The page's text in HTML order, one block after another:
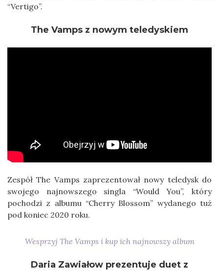
“Vertigo”.
The Vamps z nowym teledyskiem
Zespół The Vamps zaprezentował nowy teledysk do
swojego najnowszego singla “Would You”, który
pochodzi z albumu “Cherry Blossom” wydanego tuż
pod koniec 2020 roku.
Wesprzyj The Vamps i kup ich najnowszy album
Daria Zawiałow prezentuje duet z